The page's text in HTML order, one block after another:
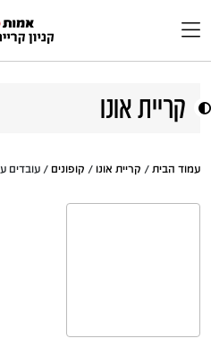
קריית אונו
עמוד הבית / קריית אונו / קופונים / עובדים